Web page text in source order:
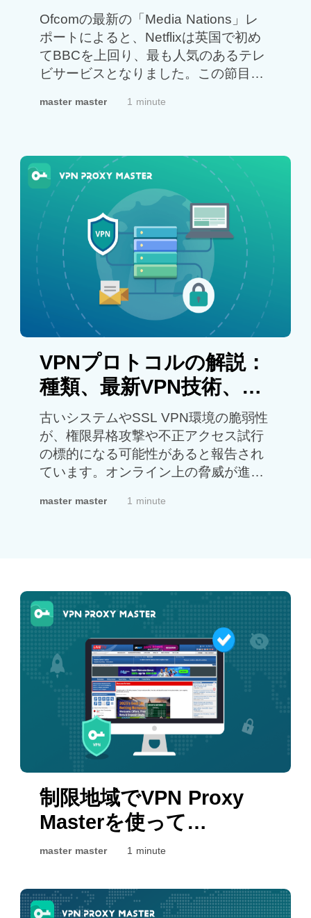
域によって異なる理由
Ofcomの最新の「Media Nations」レ
ポートによると、Netflixは英国で初め
てBBCを上回り、最も人気のあるテレ
ビサービスとなりました。この節目は
方で、多くのユーザーが直面する課題
って大きく異なるということです。ア
メリカのNetflixで視聴できる作品は、
英国や日本のNetflixと同じではありま
せん。また、BBC iPlayerは主に英国の
視聴者向けに提供されています。公共
Wi-Fiを利用している場合でも、異なる
ネットワーク間を切り替える場合で
も、VPN Proxy Masterは高速で安定し
た、よりプライベートなストリーミン
グ接続を提供します。本ガイドでは、
って異なる理由と、VPNがストリーミ
ング体験をどのように向上させるのか
をご紹介します。 Netflixが英国でBBC
を上回った理由 Ofcomの最新レポート
によると、NetflixはBBCをわずかに上
回り、英国で最も利用されるテレビサ
ービスとなりました。これは、視聴者
ド配信を好むようになっているとい
ドで視聴可能 · 数々の受賞歴を誇る
Netflixオリジナル作品 · パーソナライ
ズされたおすすめ機能 · スマートフォ
ン、タブレット、スマートテレビ、パ
ソコンなど幅広いデバイスに対応 · 対
応デバイスでのオフラインダウンロー
ド 一方で、BBCは次のような独自の強
みを引き続き提供しています。 · ライ
ブテレビチャンネル · 最新ニュースの
報道 · 英国ドラマやドキュメンタリー
NetflixとBBC iPlayerは互いに置き換わ
る存在ではなく、それぞれ異なる視聴
ニーズに応えており、多くの家庭では
両方のサービスが日常的に利用されて
国ごとに異なる理由 Netflixは世界中の
多くの国で利用できますが、配信され
master master 1 minute
VPNプロトコルの解説：
種類、最新VPN技術、そ
して速度・セキュリテ
ィ・接続安定性への影響
古いシステムやSSL VPN環境の脆弱性
が、権限昇格攻撃や不正アクセス試行
の標的になる可能性があると報告され
ています。オンライン上の脅威が進化
セキュリティ、プライバシー保護、ネ
ネット通信がネットワーク上でどれだ
け安全に送信されるかに影響を与えま
す。このガイドでは、VPNプロトコル
とは何か、一般的なVPNプロトコルと
最適化プロトコルの違い、VPN Proxy
Masterでプロトコルを切り替える方
法、そして最新VPN技術が安全なブラ
ウジングとリモート接続においてなぜ
重要性を増しているのかを解説しま
す。 VPNプロトコルとは？ VPNプロ
VPNサーバー間でVPN接続をどのよう
に確立するかを決定する技術標準で
す。 VPNプロトコルは以下を制御しま
す： · インターネット通信の暗号化方
速度と安定性 · セキュリティおよび認
証方式 · 異なるネットワーク間での互
master master 1 minute
制限地域でVPN Proxy
Masterを使って
LiveTV.sxのスポーツ配
master master 1 minute